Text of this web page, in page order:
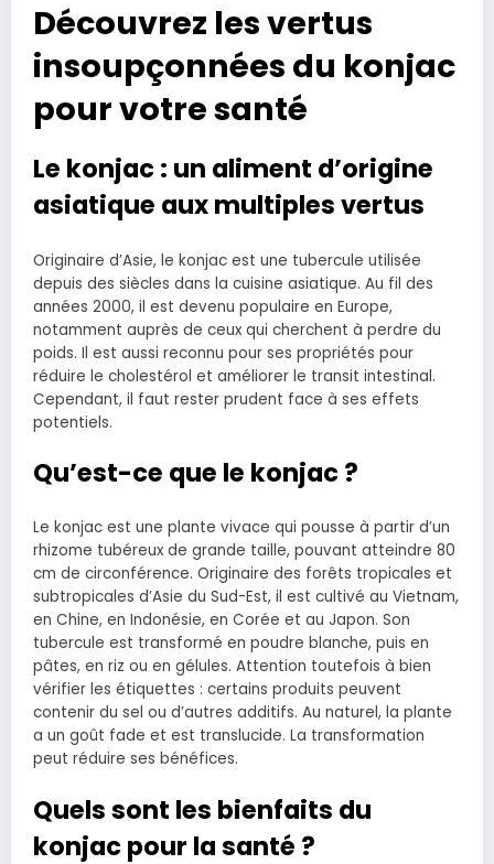
Découvrez les vertus
insoupçonnées du konjac
pour votre santé
Le konjac : un aliment d’origine
asiatique aux multiples vertus
Originaire d’Asie, le konjac est une tubercule utilisée
depuis des siècles dans la cuisine asiatique. Au fil des
années 2000, il est devenu populaire en Europe,
notamment auprès de ceux qui cherchent à perdre du
poids. Il est aussi reconnu pour ses propriétés pour
réduire le cholestérol et améliorer le transit intestinal.
Cependant, il faut rester prudent face à ses effets
potentiels.
Qu’est-ce que le konjac ?
Le konjac est une plante vivace qui pousse à partir d’un
rhizome tubéreux de grande taille, pouvant atteindre 80
cm de circonférence. Originaire des forêts tropicales et
subtropicales d’Asie du Sud-Est, il est cultivé au Vietnam,
en Chine, en Indonésie, en Corée et au Japon. Son
tubercule est transformé en poudre blanche, puis en
pâtes, en riz ou en gélules. Attention toutefois à bien
vérifier les étiquettes : certains produits peuvent
contenir du sel ou d’autres additifs. Au naturel, la plante
a un goût fade et est translucide. La transformation
peut réduire ses bénéfices.
Quels sont les bienfaits du
konjac pour la santé ?